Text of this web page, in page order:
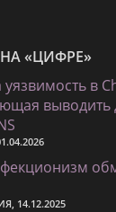
«ЦИФРЕ»
в
выводить
14.12.2025